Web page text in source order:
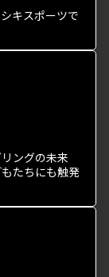
キスポーツで
ングの未来
たちにも触発